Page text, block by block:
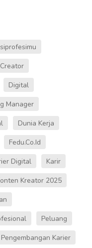
Digital
Manager
Dunia Kerja
Fedu.co.id
Digital
Karir
Kreator 2025
Peluang
Pengembangan Karier